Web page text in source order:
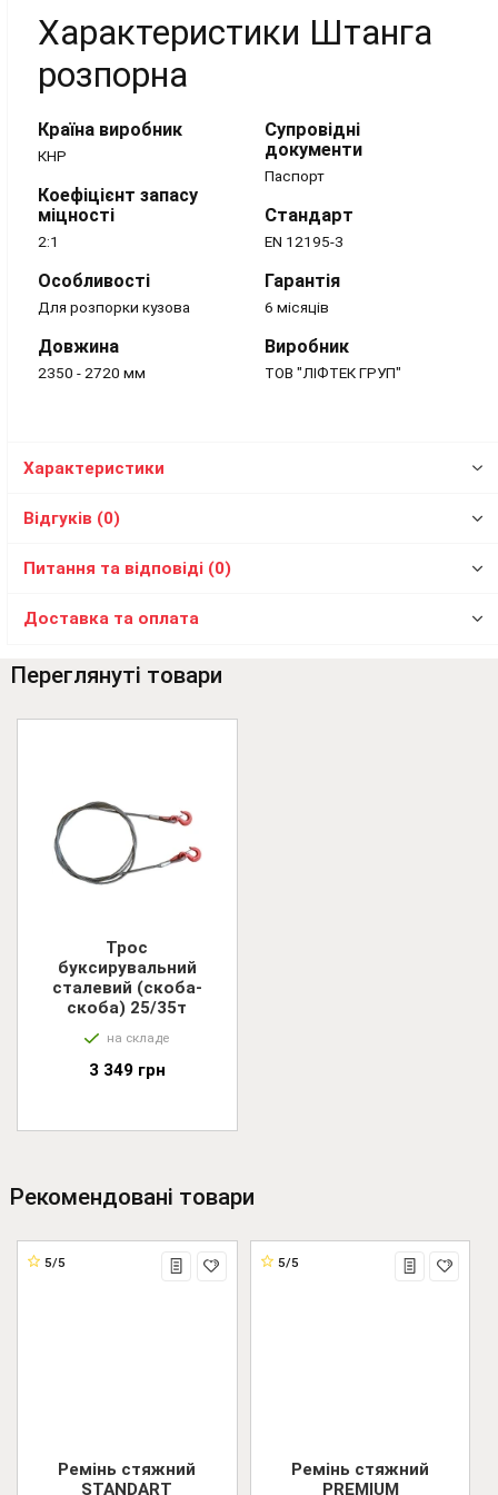
Характеристики Штанга
розпорна
Країна виробник
КНР
Коефіцієнт запасу
міцності
2:1
Особливості
Для розпорки кузова
Довжина
2350 - 2720 мм
Супровідні
документи
Паспорт
Стандарт
EN 12195-3
Гарантія
6 місяців
Виробник
ТОВ "ЛІФТЕК ГРУП"
Характеристики
Відгуків (0)
Питання та відповіді (0)
Доставка та оплата
Переглянуті товари
Трос
буксирувальний
сталевий (скоба-
скоба) 25/35т
на складе
3 349 грн
Рекомендовані товари
5/5
Ремінь стяжний
STANDART
5/5
Ремінь стяжний
PREMIUM